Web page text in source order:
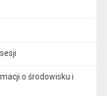
o środowisku i